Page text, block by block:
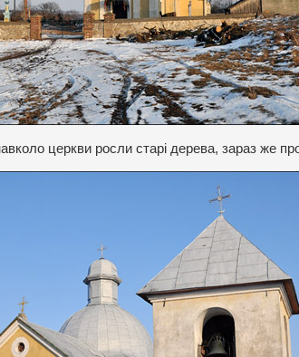
церкви росли старі дерева, зараз же